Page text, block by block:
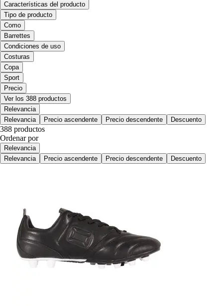
Características del producto
Tipo de producto
Como
Barrettes
Condiciones de uso
Costuras
Copa
Sport
Precio
Ver los 388 productos
Relevancia
Relevancia
Precio ascendente Precio descendente Descuento
388 productos
Ordenar por
Relevancia
Relevancia
Precio ascendente Precio descendente Descuento